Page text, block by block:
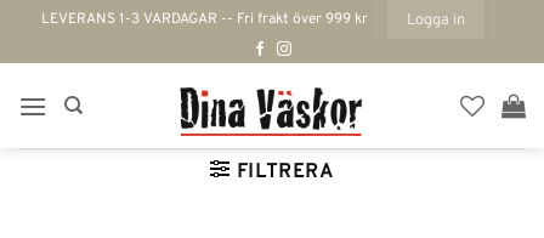
LEVERANS 1-3 VARDAGAR -- Fri frakt över 999 kr Logga in
FILTRERA